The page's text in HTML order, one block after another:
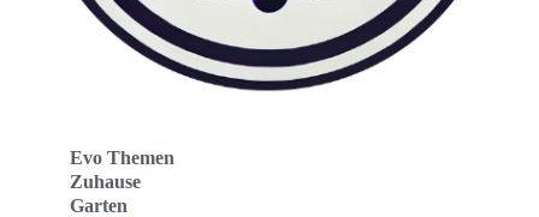
Evo Themen
Zuhause
Garten